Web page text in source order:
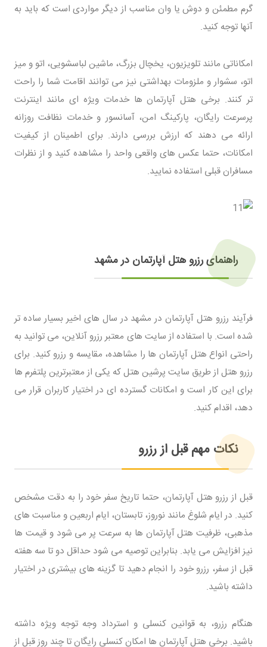
گرم مطمئن و دوش یا وان مناسب از دیگر مواردی است که باید به
آنها توجه کنید.
امکاناتی مانند تلویزیون، یخچال بزرگ، ماشین لباسشویی، اتو و میز
اتو، سشوار و ملزومات بهداشتی نیز می توانند اقامت شما را راحت
تر کنند. برخی هتل آپارتمان ها خدمات ویژه ای مانند اینترنت
پرسرعت رایگان، پارکینگ امن، آسانسور و خدمات نظافت روزانه
ارائه می دهند که ارزش بررسی دارند. برای اطمینان از کیفیت
امکانات، حتما عکس های واقعی واحد را مشاهده کنید و از نظرات
مسافران قبلی استفاده نمایید.
راهنمای رزرو هتل آپارتمان در مشهد
فرآیند رزرو هتل آپارتمان در مشهد در سال های اخیر بسیار ساده تر
شده است. با استفاده از سایت های معتبر رزرو آنلاین، می توانید به
راحتی انواع هتل آپارتمان ها را مشاهده، مقایسه و رزرو کنید. برای
رزرو هتل از طریق سایت پرشین هتل که یکی از معتبرترین پلتفرم ها
برای این کار است و امکانات گسترده ای در اختیار کاربران قرار می
دهد، اقدام کنید.
نکات مهم قبل از رزرو
قبل از رزرو هتل آپارتمان، حتما تاریخ سفر خود را به دقت مشخص
کنید. در ایام شلوغ مانند نوروز، تابستان، ایام اربعین و مناسبت های
مذهبی، ظرفیت هتل آپارتمان ها به سرعت پر می شود و قیمت ها
نیز افزایش می یابد. بنابراین توصیه می شود حداقل دو تا سه هفته
قبل از سفر، رزرو خود را انجام دهید تا گزینه های بیشتری در اختیار
داشته باشید.
هنگام رزرو، به قوانین کنسلی و استرداد وجه توجه ویژه داشته
باشید. برخی هتل آپارتمان ها امکان کنسلی رایگان تا چند روز قبل از